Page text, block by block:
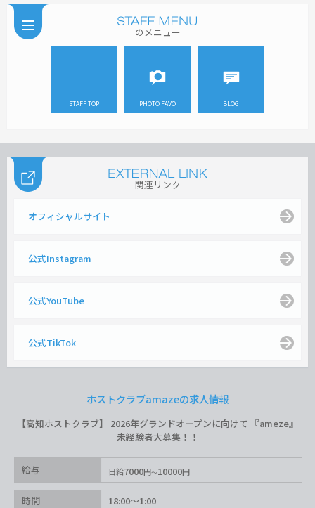
のメニュー
STAFF TOP PHOTO FAVO BLOG
関連リンク
オフィシャルサイト
公式Instagram
公式YouTube
公式TikTok
ホストクラブamazeの求人情報
【高知ホストクラブ】 2026年グランドオープンに向けて 『ameze』
未経験者大募集！！
給与 日給7000円 10000円
時間 18:00〜1:00